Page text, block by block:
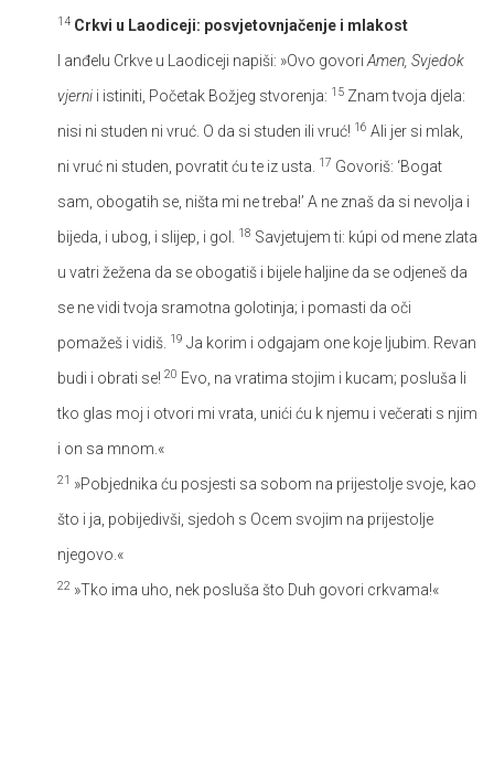
14 Crkvi u Laodiceji: posvjetovnjačenje i mlakost
I anđelu Crkve u Laodiceji napiši: »Ovo govori Amen, Svjedok
vjerni i istiniti, Početak Božjeg stvorenja: 15 Znam tvoja djela:
nisi ni studen ni vruć. O da si studen ili vruć! 16 Ali jer si mlak,
ni vruć ni studen, povratit ću te iz usta.
17 Govoriš: ‘Bogat
sam, obogatih se, ništa mi ne treba!’ A ne znaš da si nevolja i
bijeda, i ubog, i slijep, i gol.
18 Savjetujem ti: kúpi od mene zlata
u vatri žežena da se obogatiš i bijele haljine da se odjeneš da
se ne vidi tvoja sramotna golotinja; i pomasti da oči
pomažeš i vidiš. 19 Ja korim i odgajam one koje ljubim. Revan
budi i obrati se! 20 Evo, na vratima stojim i kucam; posluša li
tko glas moj i otvori mi vrata, unići ću k njemu i večerati s njim
i on sa mnom.«
21 »Pobjednika ću posjesti sa sobom na prijestolje svoje, kao
što i ja, pobijedivši, sjedoh s Ocem svojim na prijestolje
njegovo.«
22 »Tko ima uho, nek posluša što Duh govori crkvama!«